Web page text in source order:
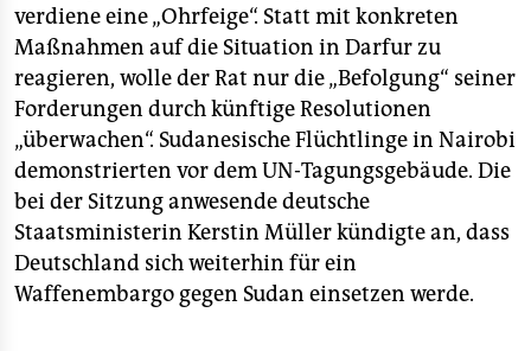
verdiene eine „Ohrfeige“. Statt mit konkreten
Maßnahmen auf die Situation in Darfur zu
reagieren, wolle der Rat nur die „Befolgung“ seiner
Forderungen durch künftige Resolutionen
„überwachen“. Sudanesische Flüchtlinge in Nairobi
demonstrierten vor dem UN-Tagungsgebäude. Die
bei der Sitzung anwesende deutsche
Staatsministerin Kerstin Müller kündigte an, dass
Deutschland sich weiterhin für ein
Waffenembargo gegen Sudan einsetzen werde.